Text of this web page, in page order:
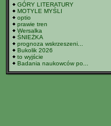
GÓRY LITERATURY
MOTYLE MYŚLI
optio
prawie tren
Wersalka
ŚNIEŻKA
prognoza wskrzeszeni...
Bukolik 2026
to wyjście
Badania naukowców po...